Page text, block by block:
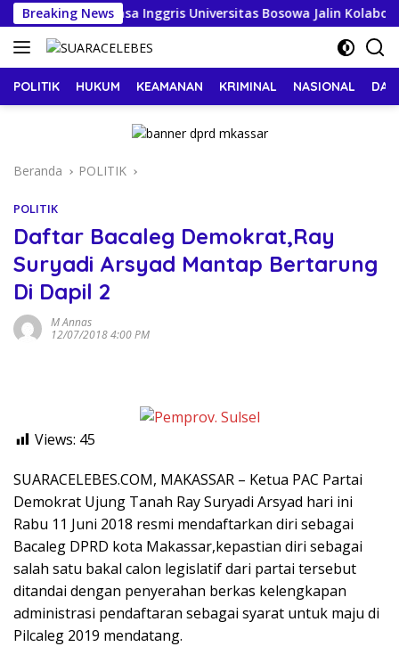
Langsung
ke
konten
Breaking NewsBahasa Inggris Universitas Bosowa Jalin Kolaborasi
POLITIK HUKUM KEAMANAN KRIMINAL NASIONAL
Beranda POLITIK
POLITIK
Daftar Bacaleg Demokrat,Ray
Suryadi Arsyad Mantap Bertarung
Di Dapil 2
M Annas
12/07/2018 4:00 PM
Views: 45
SUARACELEBES.COM, MAKASSAR – Ketua PAC Partai
Demokrat Ujung Tanah Ray Suryadi Arsyad hari ini
Rabu 11 Juni 2018 resmi mendaftarkan diri sebagai
Bacaleg DPRD kota Makassar,kepastian diri sebagai
salah satu bakal calon legislatif dari partai tersebut
ditandai dengan penyerahan berkas kelengkapan
administrasi pendaftaran sebagai syarat untuk maju di
Pilcaleg 2019 mendatang.